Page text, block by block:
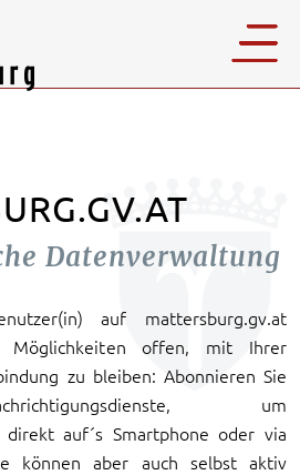
Datenverwaltung
auf mattersburg.gv.at
Möglichkeiten offen, mit Ihrer
zu bleiben: Abonnieren Sie
um
direkt auf´s Smartphone oder via
können aber auch selbst aktiv